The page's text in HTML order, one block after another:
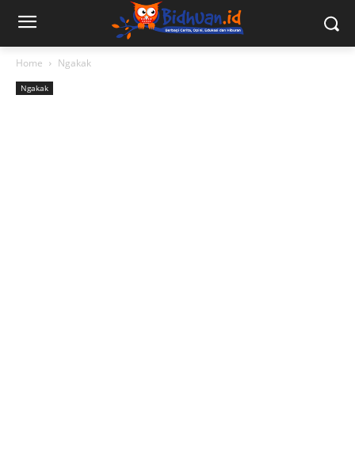
Home Ngakak
Ngakak